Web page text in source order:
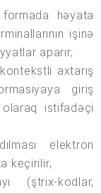
həyata
işinə
aparır;
axtarış
giriş
olaraq istifadəçi
elektron
keçirilir;
(ştrix-kodlar,